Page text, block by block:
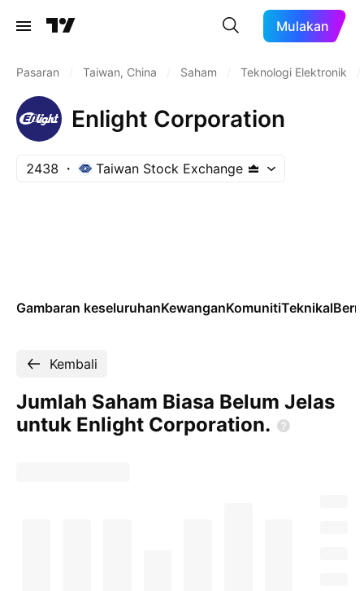
Mulakan
Pasaran Taiwan, China Saham Teknologi Elektronik
Enlight Corporation
2438 Taiwan Stock Exchange
Gambaran keseluruhanKewanganKomunitiTeknikal
Kembali
Jumlah Saham Biasa Belum Jelas
untuk Enlight Corporation.